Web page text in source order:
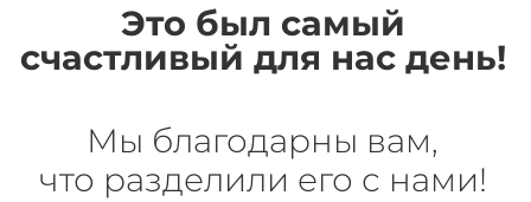
Это был самый
счастливый для нас день!
Мы благодарны вам,
что разделили его с нами!